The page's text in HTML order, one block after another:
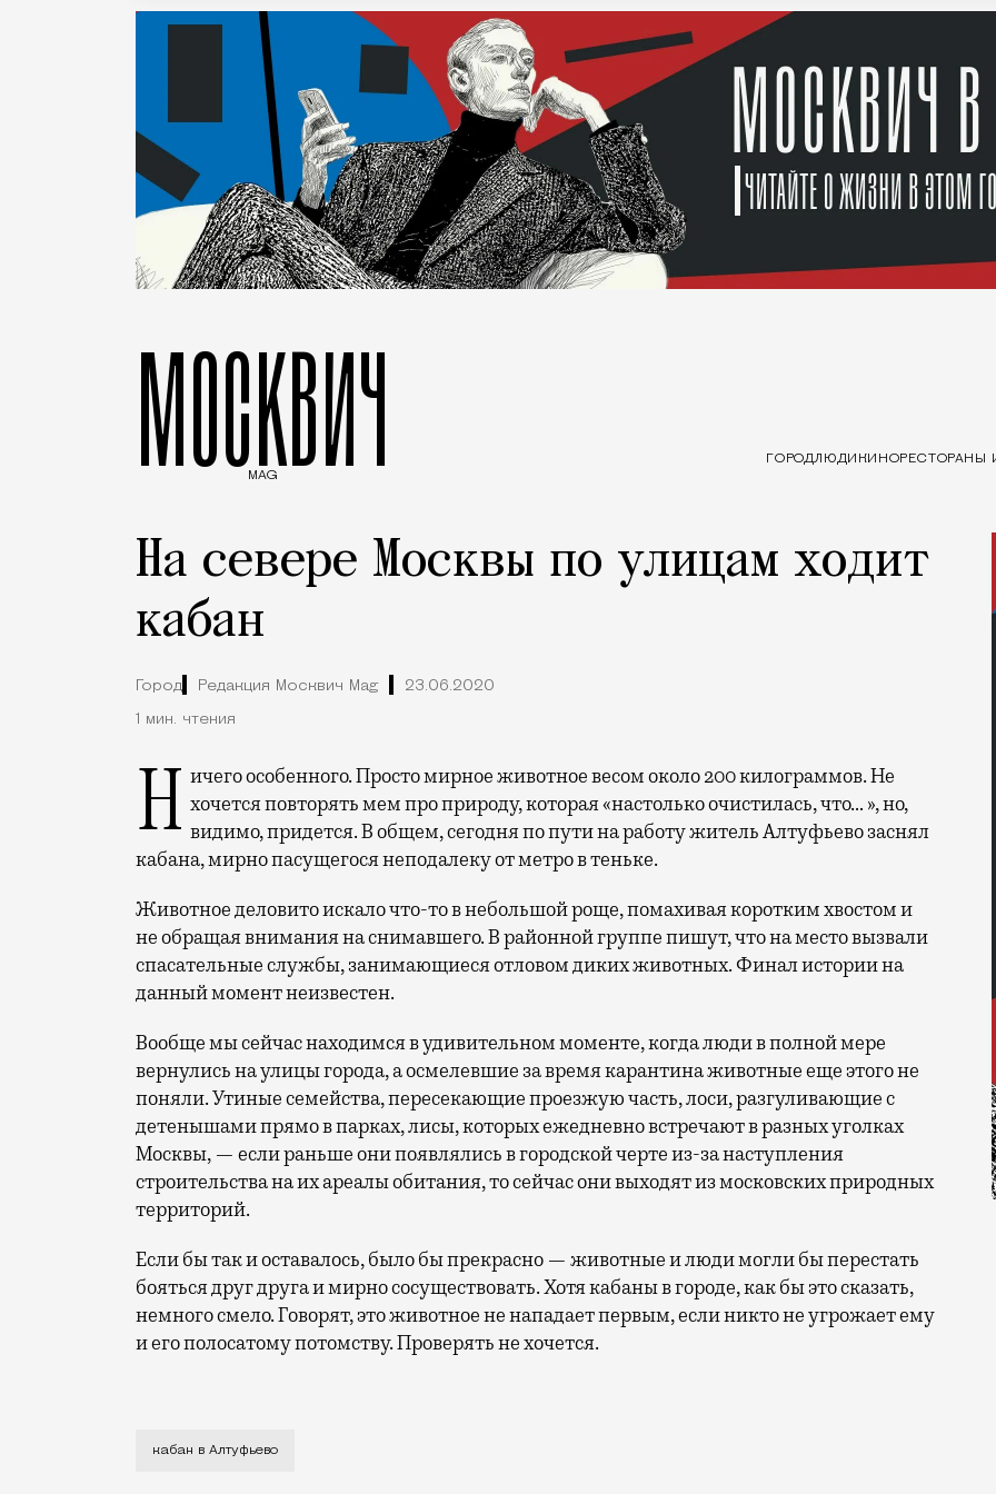
МОСКВИЧ
MAG
ГОРОДЛЮДИ КИНОРЕСТОРАНЫ
На севере Москвы по улицам ходит
кабан
Город Редакция Москвич Mag 23.06.2020
1 мин. чтения
Ничего особенного. Просто мирное животное весом около 200 килограммов. Не хочется повторять мем про природу, которая «настолько очистилась, что… », но,
видимо, придется. В общем, сегодня по пути на работу житель Алтуфьево заснял
кабана, мирно пасущегося неподалеку от метро в теньке.
Животное деловито искало что-то в небольшой роще, помахивая коротким хвостом и
не обращая внимания на снимавшего. В районной группе пишут, что на место вызвали
спасательные службы, занимающиеся отловом диких животных. Финал истории на
данный момент неизвестен.
Вообще мы сейчас находимся в удивительном моменте, когда люди в полной мере
вернулись на улицы города, а осмелевшие за время карантина животные еще этого не
поняли. Утиные семейства, пересекающие проезжую часть, лоси, разгуливающие с
детенышами прямо в парках, лисы, которых ежедневно встречают в разных уголках
Москвы, — если раньше они появлялись в городской черте из-за наступления
строительства на их ареалы обитания, то сейчас они выходят из московских природных
территорий.
Если бы так и оставалось, было бы прекрасно — животные и люди могли бы перестать
бояться друг друга и мирно сосуществовать. Хотя кабаны в городе, как бы это сказать,
немного смело. Говорят, это животное не нападает первым, если никто не угрожает ему
и его полосатому потомству. Проверять не хочется.
Ничего особенного. Просто мирное животное весом около 200 килограммов. Не хочется
кабан в Алтуфьево